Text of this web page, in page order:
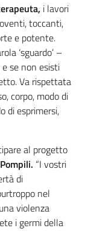
i lavori
toccanti,
e potente.
‘sguardo’ –
se non esisti
Va rispettata
corpo, modo di
di esprimersi,
al progetto
“I vostri
di
nel
violenza
i germi della